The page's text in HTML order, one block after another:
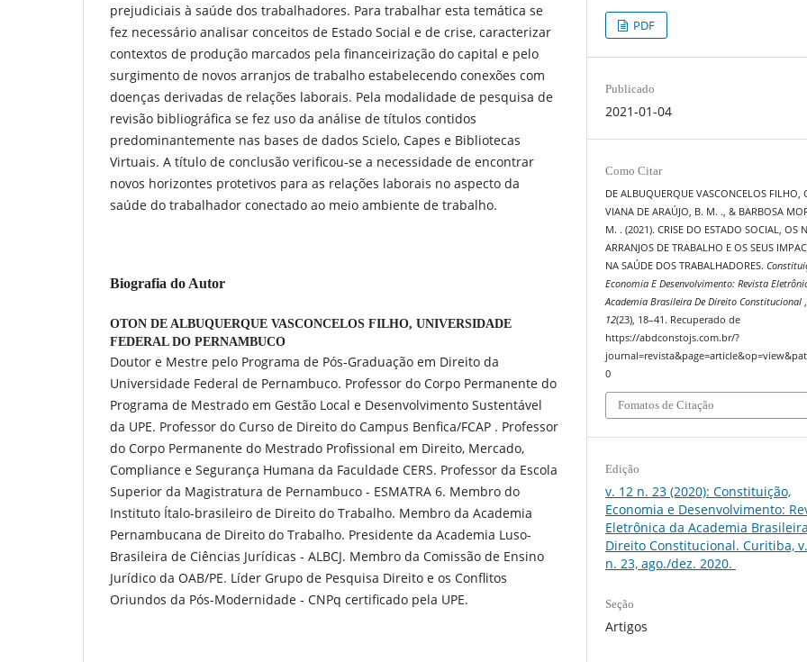
prejudiciais à saúde dos trabalhadores. Para trabalhar esta temática se
fez necessário analisar conceitos de Estado Social e de crise, caracterizar
contextos de produção marcados pela financeirização do capital e pelo
surgimento de novos arranjos de trabalho estabelecendo conexões com
doenças derivadas de relações laborais. Pela modalidade de pesquisa de
revisão bibliográfica se fez uso da análise de títulos contidos
predominantemente nas bases de dados Scielo, Capes e Bibliotecas
Virtuais. A título de conclusão verificou-se a necessidade de encontrar
novos horizontes protetivos para as relações laborais no aspecto da
saúde do trabalhador conectado ao meio ambiente de trabalho.
Biografia do Autor
OTON DE ALBUQUERQUE VASCONCELOS FILHO, UNIVERSIDADE
FEDERAL DO PERNAMBUCO
Doutor e Mestre pelo Programa de Pós-Graduação em Direito da
Universidade Federal de Pernambuco. Professor do Corpo Permanente do
Programa de Mestrado em Gestão Local e Desenvolvimento Sustentável
da UPE. Professor do Curso de Direito do Campus Benfica/FCAP . Professor
do Corpo Permanente do Mestrado Profissional em Direito, Mercado,
Compliance e Segurança Humana da Faculdade CERS. Professor da Escola
Superior da Magistratura de Pernambuco - ESMATRA 6. Membro do
Instituto Ítalo-brasileiro de Direito do Trabalho. Membro da Academia
Pernambucana de Direito do Trabalho. Presidente da Academia Luso-
Brasileira de Ciências Jurídicas - ALBCJ. Membro da Comissão de Ensino
Jurídico da OAB/PE. Líder Grupo de Pesquisa Direito e os Conflitos
Oriundos da Pós-Modernidade - CNPq certificado pela UPE.
PDF
Publicado
2021-01-04
Como Citar
DE ALBUQUERQUE VASCONCELOS FILHO,
VIANA DE ARAÚJO, B. M. ., & BARBOSA
M. . (2021). CRISE DO ESTADO SOCIAL, OS
ARRANJOS DE TRABALHO E OS SEUS
NA SAÚDE DOS TRABALHADORES.
Economia E Desenvolvimento: Revista
Academia Brasileira De Direito Constitucional,
12(23), 18–41. Recuperado de
https://abdconstojs.com.br/?
0
Fomatos de Citação
Edição
v. 12 n. 23 (2020): Constituição,
Economia e Desenvolvimento:
Eletrônica da Academia
Direito Constitucional. Curitiba,
n. 23, ago./dez. 2020.
Seção
Artigos